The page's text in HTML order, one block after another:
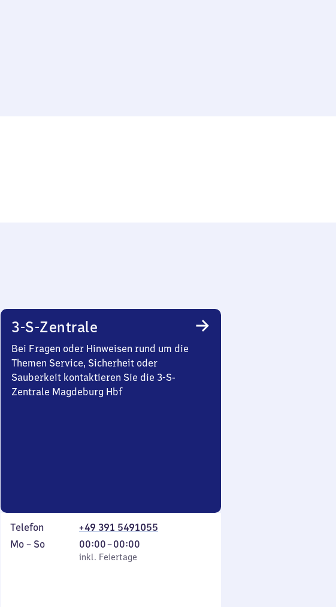
3-S-Zentrale
Bei Fragen oder Hinweisen rund um die
Themen Service, Sicherheit oder
Sauberkeit kontaktieren Sie die 3-S-
Zentrale Magdeburg Hbf
Telefon
+49 391 5491055
Montag
Mo – So,
inkl. Feiertage
00:00–00:00
Von
0
inkl. Feiertage